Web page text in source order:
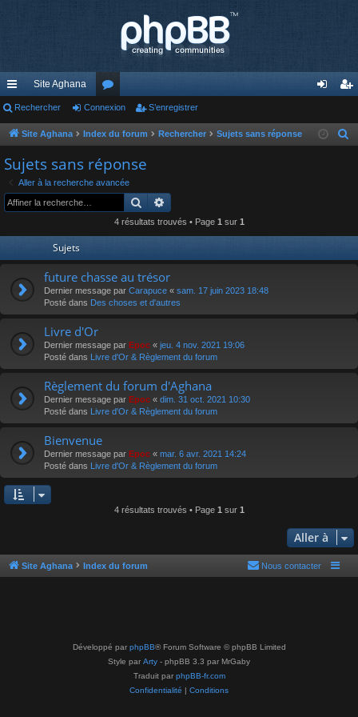
cc
ès
ra
pi
de
Site Aghana
or
u
s
ne nr
Rechercher Connexion S’enregistrer
Site Aghana Index du forum Rechercher Sujets sans réponse
c
Sujets sans réponse
Aller à la recherche avancée
Rechercher
4 résultats trouvés • Page 1 sur 1
Sujets
future chasse au trésor
Dernier message par Carapuce « sam. 17 juin 2023 18:48
Posté dans Des choses et d'autres
Livre d'Or
Dernier message par Epoc « jeu. 4 nov. 2021 19:06
Posté dans Livre d'Or & Règlement du forum
Règlement du forum d'Aghana
Dernier message par Epoc « dim. 31 oct. 2021 10:30
Posté dans Livre d'Or & Règlement du forum
Bienvenue
Dernier message par Epoc « mar. 6 avr. 2021 14:24
Posté dans Livre d'Or & Règlement du forum
4 résultats trouvés • Page 1 sur 1
Aller à
Site Aghana Index du forum Nous contacter
Développé par phpBB® Forum Software © phpBB Limited
Style par Arty - phpBB 3.3 par MrGaby
Traduit par phpBB-fr.com
Confidentialité | Conditions